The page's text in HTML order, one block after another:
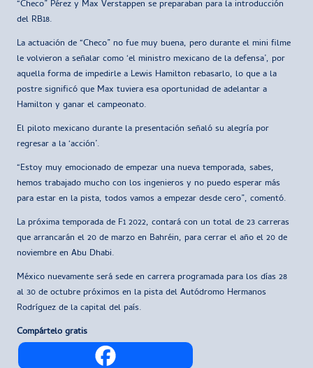
“Checo” Pérez y Max Verstappen se preparaban para la introducción
del RB18.
La actuación de “Checo” no fue muy buena, pero durante el mini filme
le volvieron a señalar como ‘el ministro mexicano de la defensa’, por
aquella forma de impedirle a Lewis Hamilton rebasarlo, lo que a la
postre significó que Max tuviera esa oportunidad de adelantar a
Hamilton y ganar el campeonato.
El piloto mexicano durante la presentación señaló su alegría por
regresar a la ‘acción’.
“Estoy muy emocionado de empezar una nueva temporada, sabes,
hemos trabajado mucho con los ingenieros y no puedo esperar más
para estar en la pista, todos vamos a empezar desde cero”, comentó.
La próxima temporada de F1 2022, contará con un total de 23 carreras
que arrancarán el 20 de marzo en Bahréin, para cerrar el año el 20 de
noviembre en Abu Dhabi.
México nuevamente será sede en carrera programada para los días 28
al 30 de octubre próximos en la pista del Autódromo Hermanos
Rodríguez de la capital del país.
Compártelo gratis